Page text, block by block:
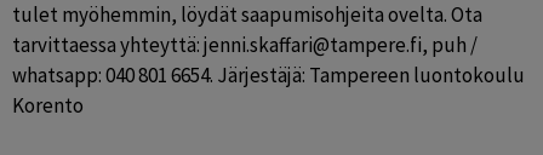
tulet myöhemmin, löydät saapumisohjeita ovelta. Ota
tarvittaessa yhteyttä: jenni.skaffari@tampere.fi, puh /
whatsapp: 040 801 6654. Järjestäjä: Tampereen luontokoulu
Korento